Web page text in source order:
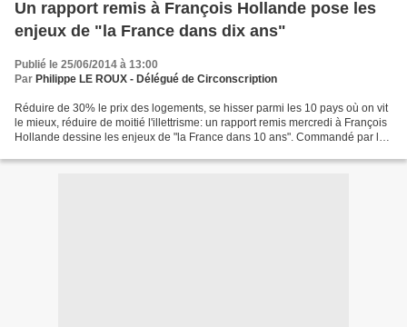
Un rapport remis à François Hollande pose les
enjeux de "la France dans dix ans"
Publié le 25/06/2014 à 13:00
Par Philippe LE ROUX - Délégué de Circonscription
Réduire de 30% le prix des logements, se hisser parmi les 10 pays où on vit
le mieux, réduire de moitié l'illettrisme: un rapport remis mercredi à François
Hollande dessine les enjeux de "la France dans 10 ans". Commandé par le